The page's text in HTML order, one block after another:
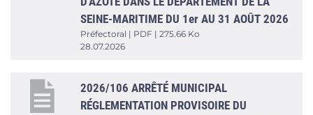
SEINE-MARITIME DU 1er AU 31 AOÛT 2026
Préfectoral | PDF | 275.66 Ko
28.07.2026
2026/106 ARRÊTÉ MUNICIPAL
RÉGLEMENTATION PROVISOIRE DU